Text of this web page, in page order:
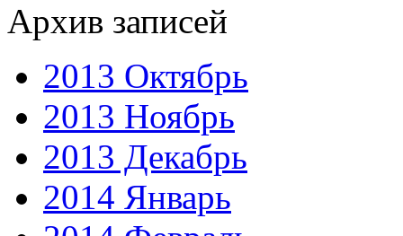
Архив записей
2013 Октябрь
2013 Ноябрь
2013 Декабрь
2014 Январь